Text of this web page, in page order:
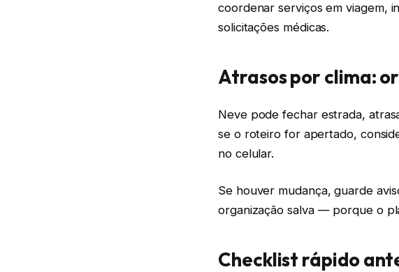
coordenar serviços em viagem,
solicitações médicas.
Atrasos por clima:
Neve pode fechar estrada,
se o roteiro for apertado,
no celular.
Se houver mudança, guarde
organização salva — porque o
Checklist rápido